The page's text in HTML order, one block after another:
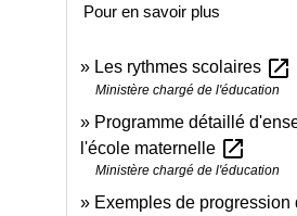
Pour en savoir plus
Les rythmes scolaires open_in_new
Ministère chargé de l'éducation
Programme détaillé
l'école maternelle open_in_new
Ministère chargé de l'éducation
Exemples de progression